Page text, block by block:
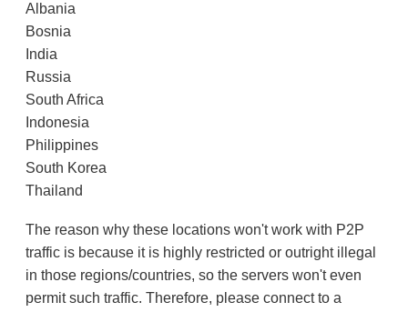
Albania
Bosnia
India
Russia
South Africa
Indonesia
Philippines
South Korea
Thailand
The reason why these locations won't work with P2P
traffic is because it is highly restricted or outright illegal
in those regions/countries, so the servers won't even
permit such traffic. Therefore, please connect to a